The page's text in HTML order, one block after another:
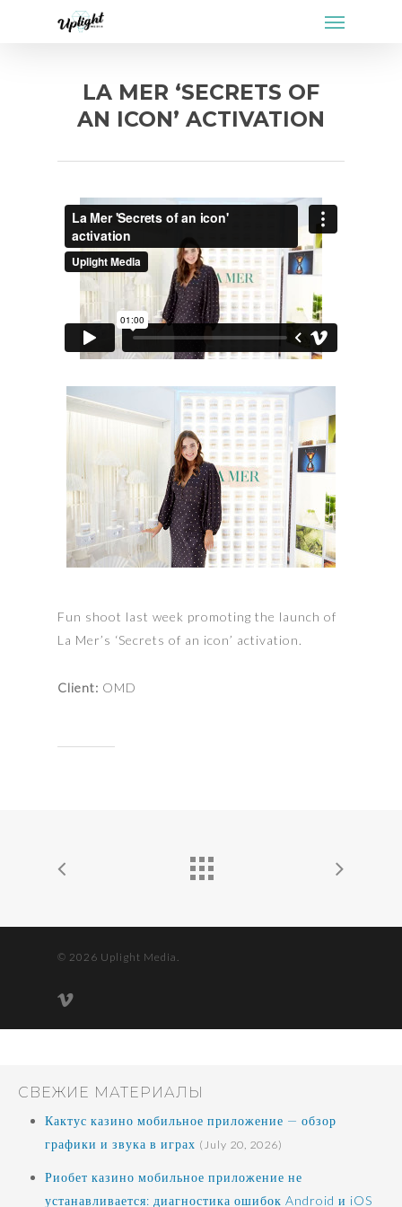
Menu
LA MER ‘SECRETS OF
AN ICON’ ACTIVATION
Fun shoot last week promoting the launch of
La Mer’s ‘Secrets of an icon’ activation.
Client: OMD
© 2026 Uplight Media.
vimeo
СВЕЖИЕ МАТЕРИАЛЫ
Кактус казино мобильное приложение — обзор
графики и звука в играх (July 20, 2026)
Риобет казино мобильное приложение не
устанавливается: диагностика ошибок Android и iOS